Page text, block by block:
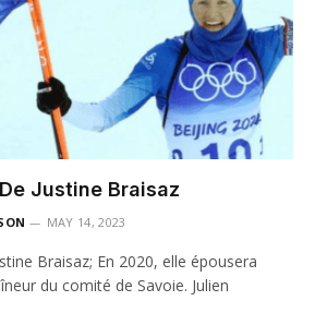
Justine Braisaz
MAY 14, 2023
Braisaz; En 2020, elle épousera
du comité de Savoie. Julien